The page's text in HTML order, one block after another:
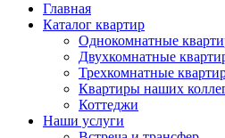
Главная
Каталог квартир
Однокомнатные
Двухкомнатные
Трехкомнатные
Квартиры наших
Коттеджи
Наши услуги